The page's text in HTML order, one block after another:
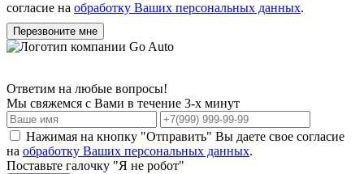
согласие на обработку Ваших персональных данных.
Перезвоните мне
Ответим на любые вопросы!
Мы свяжемся с Вами в течение 3-х минут
Нажимая на кнопку "Отправить" Вы даете свое согласие
на обработку Ваших персональных данных.
Поставьте галочку "Я не робот"